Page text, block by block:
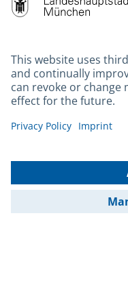
Hotels
Contact
Barrierefreiheit
Leichte Sprache
Gebärdensprache
Kontakt